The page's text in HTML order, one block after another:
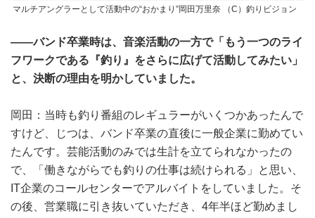
マルチアングラーとして活動中の“おかまり”岡田万里奈 （C）釣りビジョン
――バンド卒業時は、音楽活動の一方で「もう一つのライ
フワークである『釣り』をさらに広げて活動してみたい」
と、決断の理由を明かしていました。
岡田：当時も釣り番組のレギュラーがいくつかあったんで
すけど、じつは、バンド卒業の直後に一般企業に勤めてい
たんです。芸能活動のみでは生計を立てられなかったの
で、「働きながらでも釣りの仕事は続けられる」と思い、
IT企業のコールセンターでアルバイトをしていました。そ
の後、営業職に引き抜いていただき、4年半ほど勤めまし